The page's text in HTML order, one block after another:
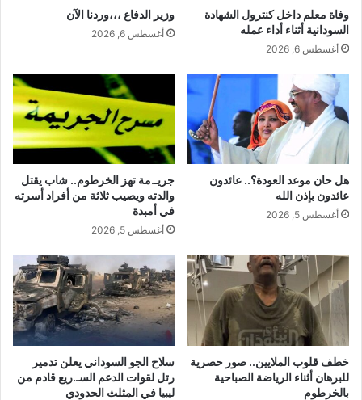
وفاة معلم داخل كنترول الشهادة
السودانية أثناء أداء عمله
أغسطس 6, 2026
وزير الدفاع ،،،وردنا الآن
أغسطس 6, 2026
هل حان موعد العودة؟.. عائدون
عائدون بإذن الله
أغسطس 5, 2026
جريـ.مة تهز الخرطوم.. شاب يقتل
والدته ويصيب ثلاثة من أفراد أسرته
في أمبدة
أغسطس 5, 2026
خطف قلوب الملايين.. صور حصرية
للبرهان أثناء الرياضة الصباحية
بالخرطوم
سلاح الجو السوداني يعلن تدمير
رتل لقوات الدعم السـ.ريع قادم من
ليبيا في المثلث الحدودي